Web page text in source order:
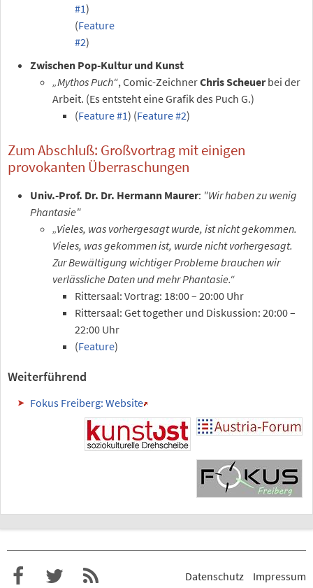
#1)
(Feature
#2)
Zwischen Pop-Kultur und Kunst
„Mythos Puch“, Comic-ZeichnerChris Scheuerbei der
Arbeit. (Es entsteht eine Grafik des Puch G.)
(Feature #1) (Feature #2)
Zum Abschluß: Großvortrag mit einigen
provokanten Überraschungen
Univ.-Prof. Dr. Dr. Hermann Maurer: "Wir haben zu wenig
Phantasie"
„Vieles, was vorhergesagt wurde, ist nicht gekommen.
Vieles, was gekommen ist, wurde nicht vorhergesagt.
Zur Bewältigung wichtiger Probleme brauchen wir
verlässliche Daten und mehr Phantasie.“
Rittersaal: Vortrag: 18:00 – 20:00 Uhr
Rittersaal: Get together und Diskussion: 20:00 –
22:00 Uhr
(Feature)
Weiterführend
Fokus Freiberg: Website
Datenschutz Impressum